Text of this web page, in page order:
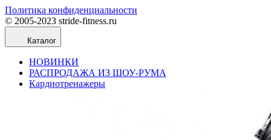
Политика конфиденциальности
© 2005-2023 stride-fitness.ru
Каталог
НОВИНКИ
РАСПРОДАЖА ИЗ ШОУ-РУМА
Кардиотренажеры